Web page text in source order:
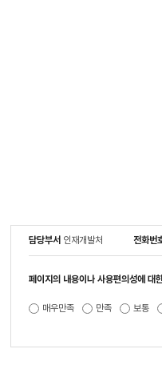
담당부서 인재개발처 전화번
페이지의 내용이나 사용편의성에 대
매우만족 만족 보통